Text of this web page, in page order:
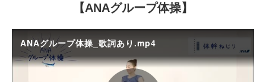
【ANAグループ体操】